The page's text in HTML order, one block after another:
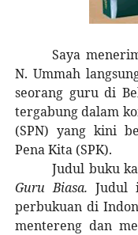
Saya
N. Ummah
seorang guru di
tergabung dalam
(SPN) yang kini
Pena Kita (SPK).
Judul buku
Guru Biasa. Judul
perbukuan di
mentereng dan